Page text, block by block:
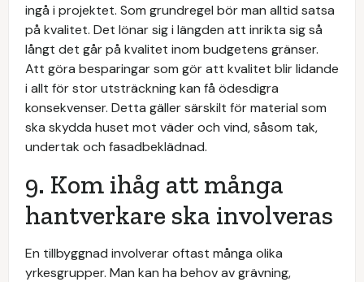
ingå i projektet. Som grundregel bör man alltid satsa
på kvalitet. Det lönar sig i längden att inrikta sig så
långt det går på kvalitet inom budgetens gränser.
Att göra besparingar som gör att kvalitet blir lidande
i allt för stor utsträckning kan få ödesdigra
konsekvenser. Detta gäller särskilt för material som
ska skydda huset mot väder och vind, såsom tak,
undertak och fasadbeklädnad.
9. Kom ihåg att många
hantverkare ska involveras
En tillbyggnad involverar oftast många olika
yrkesgrupper. Man kan ha behov av grävning,